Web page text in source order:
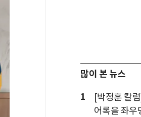
많이 본 뉴스
1
[박정훈 칼
어록을 좌우